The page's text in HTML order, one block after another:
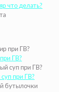
что делать?
ГВ?
при ГВ?